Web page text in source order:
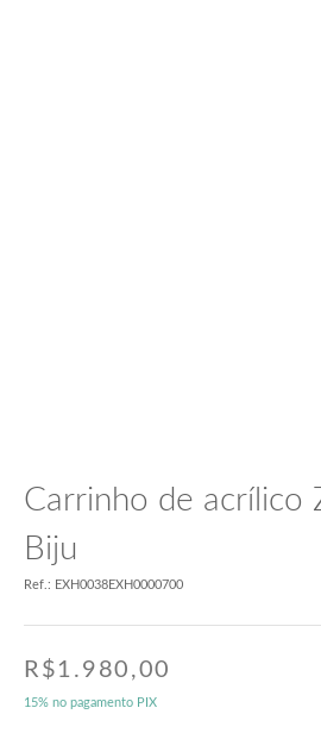
Carrinho de acrílico
Biju
Ref.: EXH0038EXH0000700
R$ 1.980,00
15% no pagamento PIX